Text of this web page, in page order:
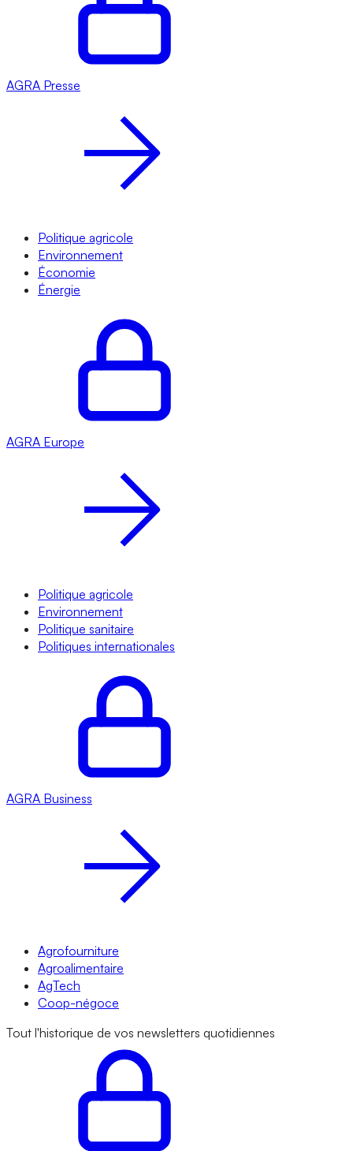
AGRA Presse
Politique agricole
Environnement
Économie
Énergie
AGRA Europe
Politique agricole
Environnement
Politique sanitaire
Politiques internationales
AGRA Business
Agrofourniture
Agroalimentaire
AgTech
Coop-négoce
Tout l'historique de vos newsletters quotidiennes